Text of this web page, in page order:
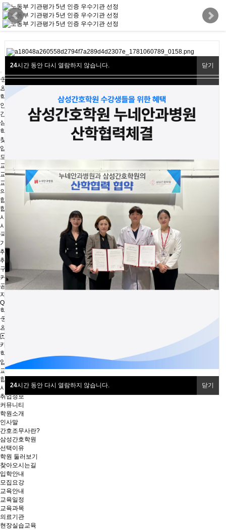
24시간 동안 다시 열람하지 않습니다. 닫기
24시간 동안 다시 열람하지 않습니다. 닫기
24시간 동안 다시 열람하지 않습니다. 닫기
24시간 동안 다시 열람하지 않습니다.
닫기
로그인
회원가입
학원소개
인사말
간호조무사란?
삼성간호학원 선택이유
학원 둘러보기
찾아오시는길
입학안내
모집요강
교육안내
교육일정
교육과목
의료기관 현장실습교육
합격수기
합격수기
시험정보
시험정보
국가시험 출제범위
기출문제
취업정보
취업정보
구인안내
커뮤니티
공지사항
자주 찾는 질문
Q&A
학원 이야기
카테고리 전체
학원소개
입학안내
교육안내
합격수기
시험정보
취업정보
커뮤니티
학원소개
인사말
간호조무사란?
삼성간호학원
선택이유
학원 둘러보기
찾아오시는길
입학안내
모집요강
교육안내
교육일정
교육과목
의료기관
현장실습교육